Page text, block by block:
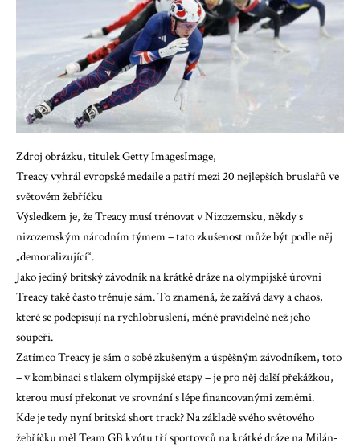
Zdroj obrázku, titulek Getty ImagesImage,
Treacy vyhrál evropské medaile a patří mezi 20 nejlepších bruslařů ve
světovém žebříčku
Výsledkem je, že Treacy musí trénovat v Nizozemsku, někdy s
nizozemským národním týmem – tato zkušenost může být podle něj
„demoralizující“.
Jako jediný britský závodník na krátké dráze na olympijské úrovni
Treacy také často trénuje sám. To znamená, že zažívá davy a chaos,
které se podepisují na rychlobruslení, méně pravidelně než jeho
soupeři.
Zatímco Treacy je sám o sobě zkušeným a úspěšným závodníkem, toto
– v kombinaci s tlakem olympijské etapy – je pro něj další překážkou,
kterou musí překonat ve srovnání s lépe financovanými zeměmi.
Kde je tedy nyní britská short track? Na základě svého světového
žebříčku měl Team GB kvótu tří sportovců na krátké dráze na Milán-